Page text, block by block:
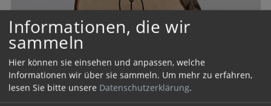
Informationen, die wir
sammeln
Hier können sie einsehen und anpassen, welche
Informationen wir über sie sammeln. Um mehr zu erfahren,
lesen Sie bitte unsere Datenschutzerklärung.